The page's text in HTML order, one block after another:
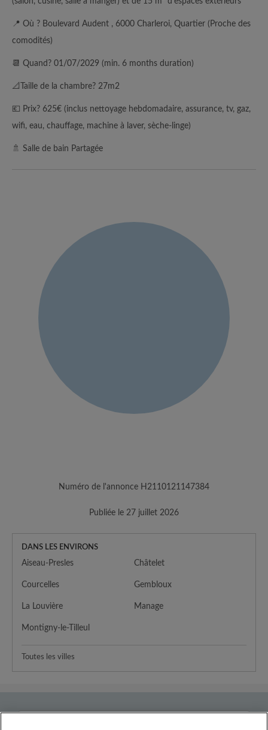
📍 Où ? Boulevard Audent , 6000 Charleroi, Quartier (Proche des
comodités)
📆 Quand? 01/07/2029 (min. 6 months duration)
📐Taille de la chambre? 27m2
💶 Prix? 625€ (inclus nettoyage hebdomadaire, assurance, tv, gaz,
wifi, eau, chauffage, machine à laver, sèche-linge)
🚿 Salle de bain Partagée
Numéro de l'annonce H2110121147384
Publiée le 27 juillet 2026
DANS LES ENVIRONS
Aiseau-Presles Châtelet
Courcelles Gembloux
La Louvière Manage
Montigny-le-Tilleul
Toutes les villes